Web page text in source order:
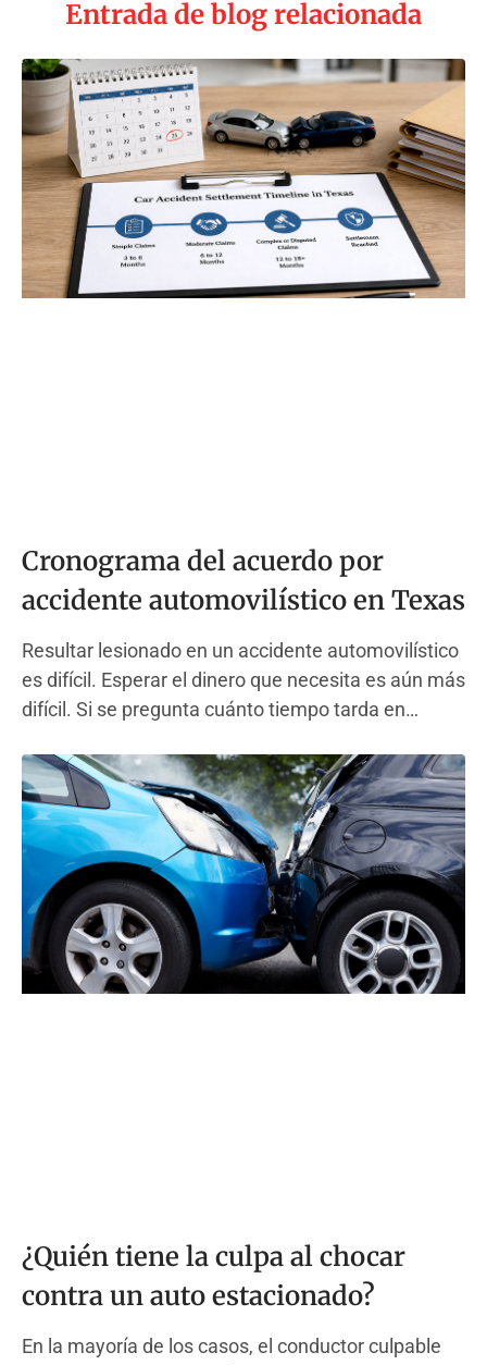
Entrada de blog relacionada
Cronograma del acuerdo por
accidente automovilístico en Texas
Resultar lesionado en un accidente automovilístico
es difícil. Esperar el dinero que necesita es aún más
difícil. Si se pregunta cuánto tiempo tarda en
solo. Esta guía lo lleva paso a paso a través de todo
el cronograma de la reclamación por accidente
¿Quién tiene la culpa al chocar
contra un auto estacionado?
En la mayoría de los casos, el conductor culpable